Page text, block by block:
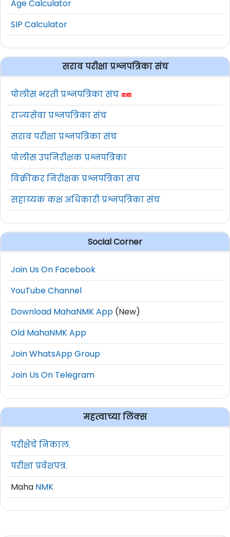
Age Calculator
SIP Calculator
सराव परीक्षा प्रश्नपत्रिका संच
पोलीस भरती प्रश्नपत्रिका संच
राज्यसेवा प्रश्नपत्रिका संच
सराव परीक्षा प्रश्नपत्रिका संच
पोलीस उपनिरीक्षक प्रश्नपत्रिका
विक्रीकर निरीक्षक प्रश्नपत्रिका संच
सहाय्यक कक्ष अधिकारी प्रश्नपत्रिका संच
Social Corner
Join Us On Facebook
YouTube Channel
Download MahaNMK App (New)
Old MahaNMK App
Join WhatsApp Group
Join Us On Telegram
महत्वाच्या लिंक्स
परीक्षेचे निकाल.
परीक्षा प्रवेशपत्र.
Maha NMK